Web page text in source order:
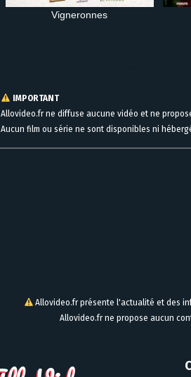
Vigneronnes
IMPORTANT
Allovideo.fr ne diffuse aucune vidéo et ne
Aucun film ou série ne sont disponibles ni
Allovideo.fr présente l'actualité et des
Allovideo.fr ne propose aucun